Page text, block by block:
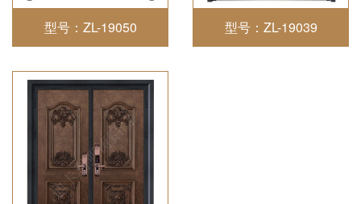
型号：ZL-19050 型号：ZL-19039